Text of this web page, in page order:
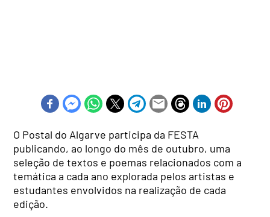
O Postal do Algarve participa da FESTA
publicando, ao longo do mês de outubro, uma
seleção de textos e poemas relacionados com a
temática a cada ano explorada pelos artistas e
estudantes envolvidos na realização de cada
edição.